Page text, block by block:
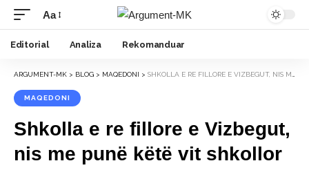
Font
Resizer
Aa
Editorial Analiza Rekomanduar
ARGUMENT-MK > BLOG > MAQEDONI > SHKOLLA E RE FILLORE E VIZBEGUT, NIS ME PUNË KËTË VIT SHKOLLOR
MAQEDONI
Shkolla e re fillore e Vizbegut,
nis me punë këtë vit shkollor